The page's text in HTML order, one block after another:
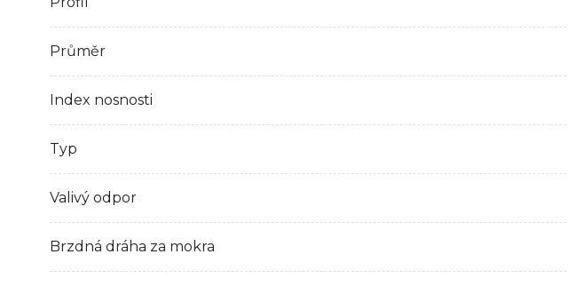
Průměr
Index nosnosti
Typ
Valivý odpor
Brzdná dráha za mokra